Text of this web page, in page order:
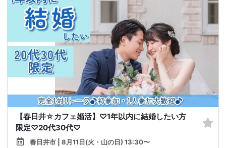
【春日井☆カフェ婚活】♡1年以内に結婚したい方
限定♡20代30代♡
春日井市 | 8月11日(火・山の日) 13:30〜